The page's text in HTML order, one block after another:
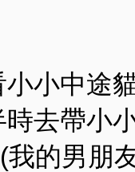
小中途
去帶小
的男朋